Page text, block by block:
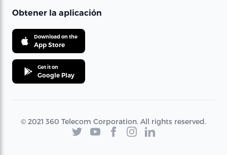
Obtener la aplicación
Download on the
App Store
Get it on
Google Play
© 2021 360 Telecom Corporation. All rights reserved.